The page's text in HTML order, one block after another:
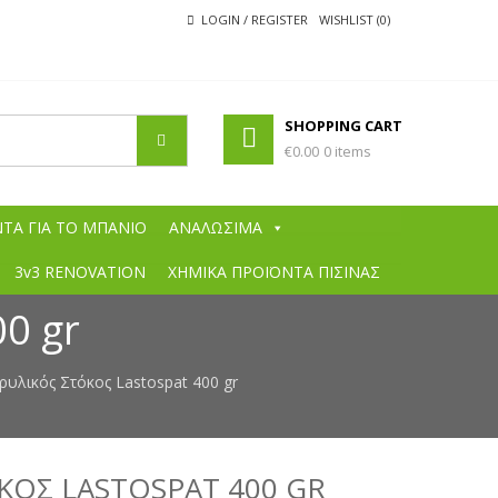
LOGIN / REGISTER WISHLIST (0)
συγκολητικές ουσίες, ξυλόκολλες, θερμομονωτικά χρώματα,
στόκοι μαρμάρου, σοβάδες, κόλλες πλακιδίων, αστάρια
SHOPPING CART
€0.00 0 items
ΓΙΑ ΤΟ ΜΠΑΝΙΟ ΑΝΑΛΩΣΙΜΑ
3v3 RENOVATION ΧΗΜΙΚΑ ΠΡΟΪΟΝΤΑ ΠΙΣΙΝΑΣ
gr
Στόκος Lastospat 400 gr
LASTOSPAT 400 GR